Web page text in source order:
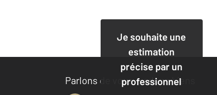
Je souhaite une
estimation
précise par un
professionnel
Parlons de vous, parlons biens